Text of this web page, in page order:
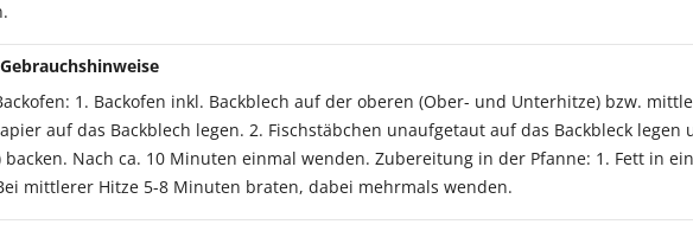
1. Backofen inkl. Backblech auf der oberen (Ober- und Unterhitze) bzw.
auf das Backblech legen. 2. Fischstäbchen unaufgetaut auf das Backbleck
Nach ca. 10 Minuten einmal wenden. Zubereitung in der Pfanne: 1. Fett in
mittlerer Hitze 5-8 Minuten braten, dabei mehrmals wenden.